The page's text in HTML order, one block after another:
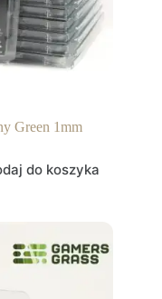
Green 1mm
do koszyka